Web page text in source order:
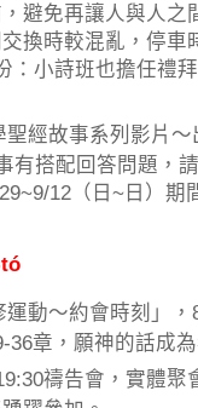
避免再讓人與人之
換時較混亂，停車
：小詩班也擔任禮
經故事系列影片
有搭配回答問題，
12（日~日）
動～約會時刻」
36章，願神的話成
禱告會，實體聚